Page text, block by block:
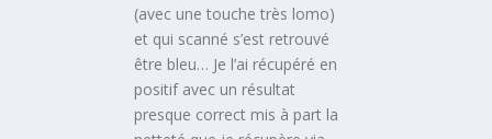
(avec une touche très lomo)
et qui scanné s’est retrouvé
être bleu… Je l’ai récupéré en
positif avec un résultat
presque correct mis à part la